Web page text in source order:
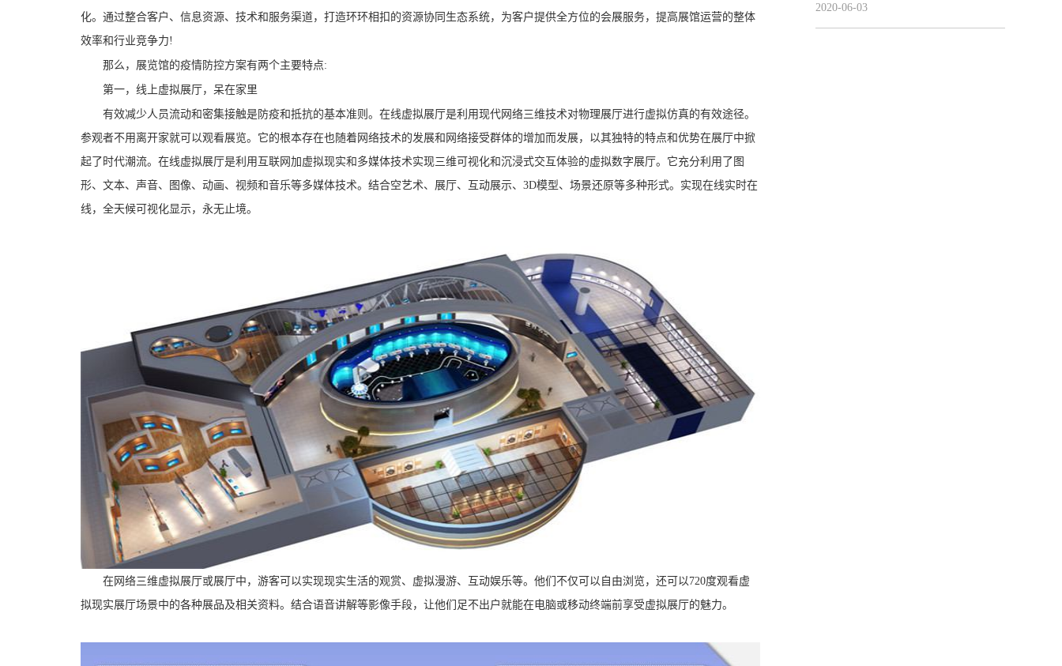
化。通过整合客户、信息资源、技术和服务渠道，打造环环相扣的资源协同生态系统，为客户提供全方位的会展服务，提高展馆运营的整体
效率和行业竞争力!
那么，展览馆的疫情防控方案有两个主要特点:
第一，线上虚拟展厅，呆在家里
有效减少人员流动和密集接触是防疫和抵抗的基本准则。在线虚拟展厅是利用现代网络三维技术对物理展厅进行虚拟仿真的有效途径。
参观者不用离开家就可以观看展览。它的根本存在也随着网络技术的发展和网络接受群体的增加而发展，以其独特的特点和优势在展厅中掀
起了时代潮流。在线虚拟展厅是利用互联网加虚拟现实和多媒体技术实现三维可视化和沉浸式交互体验的虚拟数字展厅。它充分利用了图
形、文本、声音、图像、动画、视频和音乐等多媒体技术。结合空艺术、展厅、互动展示、3D模型、场景还原等多种形式。实现在线实时在
线，全天候可视化显示，永无止境。
在网络三维虚拟展厅或展厅中，游客可以实现现实生活的观赏、虚拟漫游、互动娱乐等。他们不仅可以自由浏览，还可以720度观看虚
拟现实展厅场景中的各种展品及相关资料。结合语音讲解等影像手段，让他们足不出户就能在电脑或移动终端前享受虚拟展厅的魅力。
2020-06-03